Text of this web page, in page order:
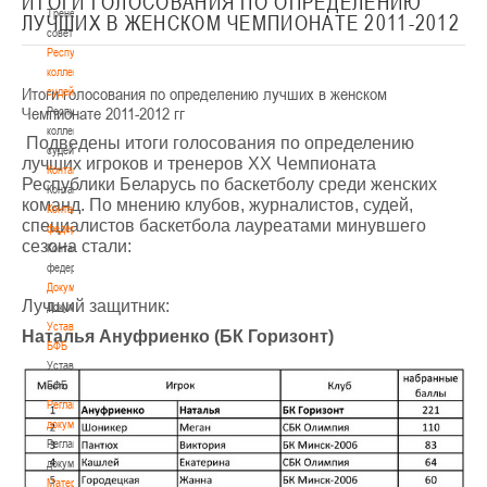
Тренерский
совет
Республиканская
коллегия
судей
Республиканская
коллегия
судей
Контакты
Контакты
Контакты
федерации
Контакты
федерации
Документы
Документы
Устав
БФБ
Устав
БФБ
Регламентирующие
документы
Регламентирующие
документы
Материалы
ЛУЧШИХ В ЖЕНСКОМ ЧЕМПИОНАТЕ 2011-2012
Итоги голосования по определению лучших в женском
Чемпионате 2011-2012 гг
Подведены итоги голосования по определению
лучших игроков и тренеров XX Чемпионата
Республики Беларусь по баскетболу среди женских
команд. По мнению клубов, журналистов, судей,
специалистов баскетбола лауреатами минувшего
сезона стали:
Лучший защитник:
Наталья Ануфриенко (БК Горизонт)